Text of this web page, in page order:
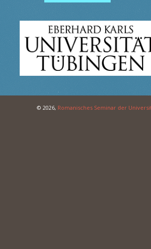
© 2026, Romanisches Seminar der